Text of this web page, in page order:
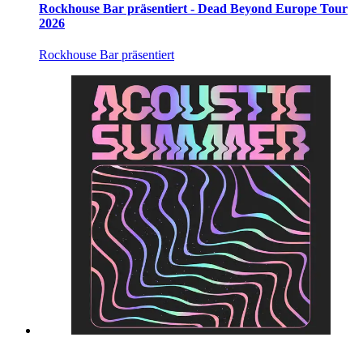
Rockhouse Bar präsentiert - Dead Beyond Europe Tour
2026
Rockhouse Bar präsentiert